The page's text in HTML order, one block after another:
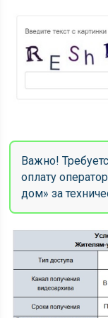
Важно!
оплату
дом» за